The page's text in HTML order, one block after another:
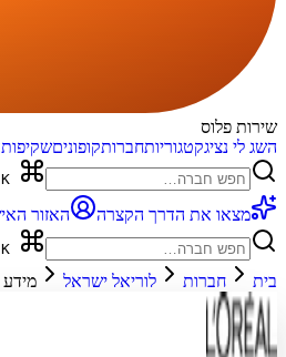
שירות פלוס
השג לי נציגקטגוריותחברותקופוניםשקיפות
מצאו את הדרך הקצרה האזור
בית חברות לוריאל ישראל